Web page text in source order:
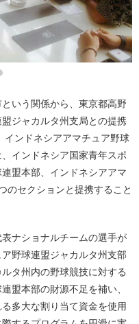
いう関係から、東京都高野
ジャカルタ州支局との提携
インドネシアアマチュア野球
インドネシア国家青年スポ
盟本部、インドネシアアマ
のセクションと提携すること
ナショナルチームの選手が
野球連盟ジャカルタ州支部
タ州内の野球競技に対する
盟本部の財源不足を補い、
多大な割り当て資金を使用